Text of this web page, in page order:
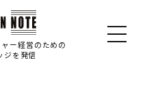
ー経営のための
ジを発信